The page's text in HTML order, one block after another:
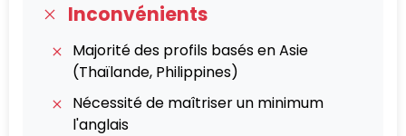
Inconvénients
Majorité des profils basés en Asie
(Thaïlande, Philippines)
Nécessité de maîtriser un minimum
l'anglais